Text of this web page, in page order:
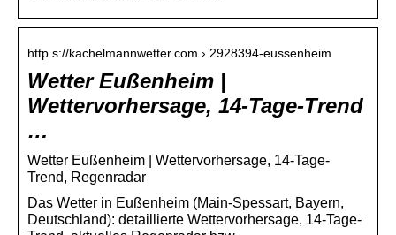
http s://kachelmannwetter.com › 2928394-eussenheim
Wetter Eußenheim |
Wettervorhersage, 14-Tage-Trend
…
Wetter Eußenheim | Wettervorhersage, 14-Tage-
Trend, Regenradar
Das Wetter in Eußenheim (Main-Spessart, Bayern,
Deutschland): detaillierte Wettervorhersage, 14-Tage-